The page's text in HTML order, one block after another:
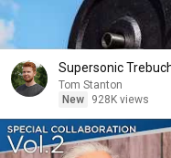
Supersonic
Tom Stanton
New
928K views